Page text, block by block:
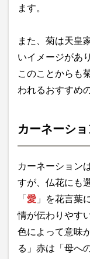
ます。
また、菊は天皇
いイメージがあ
このことからも
われるおすすめ
カーネーショ
カーネーション
すが、仏花にも
「 愛 」を花言葉
情が伝わりやす
色によって意味
る」赤は「母へ